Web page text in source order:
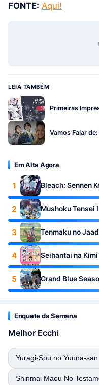
FONTE: Aqui!
LEIA TAMBÉM
Primeiras
Vamos Falar
Em Alta Agora
1 Bleach: Sennen
2 Mushoku Tensei
3 Tenmaku no
4 Seihantai na
5 Grand Blue
Enquete da Semana
Melhor Ecchi
Yuragi-Sou no Yuuna-san
Shinmai Maou No